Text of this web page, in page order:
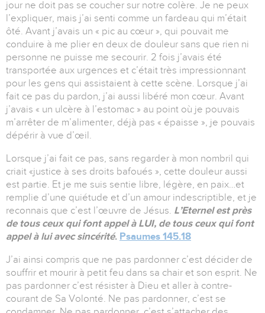
jour ne doit pas se coucher sur notre colère. Je ne peux
l’expliquer, mais j’ai senti comme un fardeau qui m’était
ôté. Avant j’avais un « pic au cœur », qui pouvait me
conduire à me plier en deux de douleur sans que rien ni
personne ne puisse me secourir. 2 fois j’avais été
transportée aux urgences et c’était très impressionnant
pour les gens qui assistaient à cette scène. Lorsque j’ai
fait ce pas du pardon, j’ai aussi libéré mon cœur. Avant
j’avais « un ulcère à l’estomac » au point où je pouvais
m’arrêter de m’alimenter, déjà pas « épaisse », je pouvais
dépérir à vue d’œil.
Lorsque j’ai fait ce pas, sans regarder à mon nombril qui
criait «justice à ses droits bafoués », cette douleur aussi
est partie. Et je me suis sentie libre, légère, en paix…et
remplie d’une quiétude et d’un amour indescriptible, et je
reconnais que c’est l’œuvre de Jésus. L’Eternel est près
de tous ceux qui font appel à LUI, de tous ceux qui font
appel à lui avec sincérité. Psaumes 145.18
J’ai ainsi compris que ne pas pardonner c’est décider de
souffrir et mourir à petit feu dans sa chair et son esprit. Ne
pas pardonner c’est résister à Dieu et aller à contre-
courant de Sa Volonté. Ne pas pardonner, c’est se